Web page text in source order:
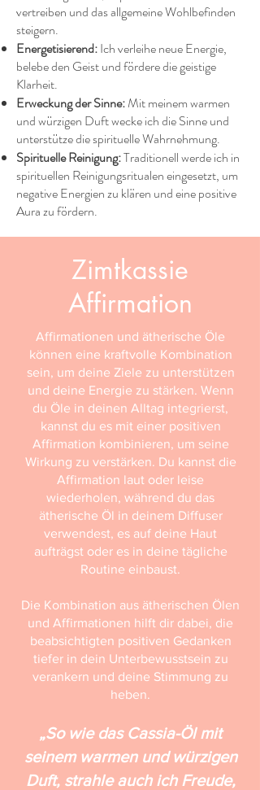
vertreiben und das allgemeine Wohlbefinden
steigern.​
Energetisierend:Ich verleihe neue Energie,
belebe den Geist und fördere die geistige
Klarheit.​
Erweckung der Sinne:Mit meinem warmen
und würzigen Duft wecke ich die Sinne und
unterstütze die spirituelle Wahrnehmung.​
Spirituelle Reinigung:Traditionell werde ich in
spirituellen Reinigungsritualen eingesetzt, um
negative Energien zu klären und eine positive
Aura zu fördern.​
Zimtkassie
Affirmation
Affirmationen und ätherische Öle
können eine kraftvolle Kombination
sein, um deine Ziele zu unterstützen
und deine Energie zu stärken. Wenn
du Öle in deinen Alltag integrierst,
kannst du es mit einer positiven
Affirmation kombinieren, um seine
Wirkung zu verstärken. Du kannst die
Affirmation laut oder leise
wiederholen, während du das
ätherische Öl in deinem Diffuser
verwendest, es auf deine Haut
aufträgst oder es in deine tägliche
Routine einbaust.
Die Kombination aus ätherischen Ölen
und Affirmationen hilft dir dabei, die
beabsichtigten positiven Gedanken
tiefer in dein Unterbewusstsein zu
verankern und deine Stimmung zu
heben.
„So wie das Cassia-Öl mit
seinem warmen und würzigen
Duft, strahle auch ich Freude,